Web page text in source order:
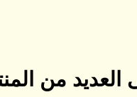
العديد من